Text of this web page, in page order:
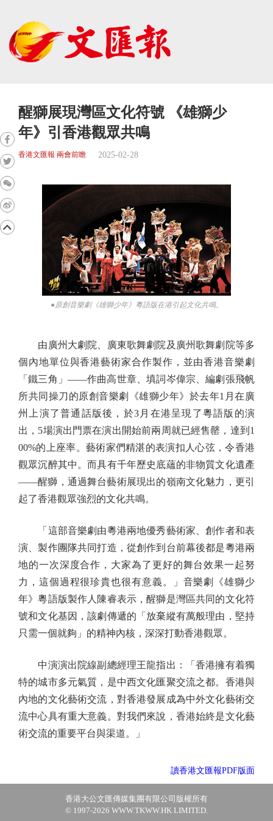
醒獅展現灣區文化符號 《雄獅少
年》引香港觀眾共鳴
香港文匯報 兩會前瞻 2025-02-28
●原創音樂劇《雄獅少年》粵語版在港引起文化共鳴。
由廣州大劇院、廣東歌舞劇院及廣州歌舞劇院等多
個內地單位與香港藝術家合作製作，並由香港音樂劇
「鐵三角」——作曲高世章、填詞岑偉宗、編劇張飛帆
所共同操刀的原創音樂劇《雄獅少年》於去年1月在廣
州上演了普通話版後，於3月在港呈現了粵語版的演
出，5場演出門票在演出開始前兩周就已經售罄，達到1
00%的上座率。藝術家們精湛的表演扣人心弦，令香港
觀眾沉醉其中。而具有千年歷史底蘊的非物質文化遺產
——醒獅，通過舞台藝術展現出的嶺南文化魅力，更引
起了香港觀眾強烈的文化共鳴。
「這部音樂劇由粵港兩地優秀藝術家、創作者和表
演、製作團隊共同打造，從創作到台前幕後都是粵港兩
地的一次深度合作，大家為了更好的舞台效果一起努
力，這個過程很珍貴也很有意義。」音樂劇《雄獅少
年》粵語版製作人陳睿表示，醒獅是灣區共同的文化符
號和文化基因，該劇傳遞的「放棄縱有萬般理由，堅持
只需一個就夠」的精神內核，深深打動香港觀眾。
中演演出院線副總經理王龍指出：「香港擁有着獨
特的城市多元氣質，是中西文化匯聚交流之都。香港與
內地的文化藝術交流，對香港發展成為中外文化藝術交
流中心具有重大意義。對我們來說，香港始終是文化藝
術交流的重要平台與渠道。」
讀香港文匯報PDF版面
香港大公文匯傳媒集團有限公司版權所有
© 1997-2026 WWW.TKWW.HK LIMITED.